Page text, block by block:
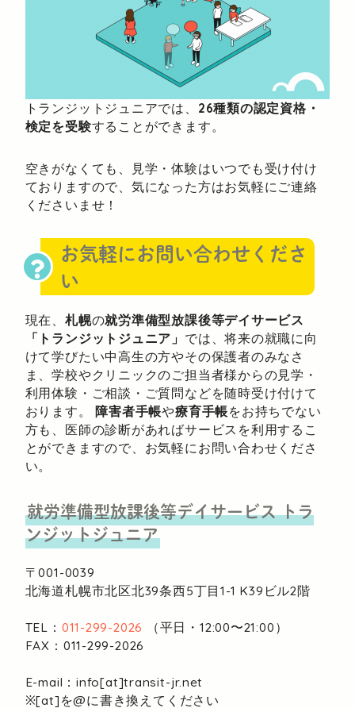
トランジットジュニアでは、 26種類の認定資格・
検定を受験することができます。
空きがなくても、見学・体験はいつでも受け付け
ておりますので、気になった方はお気軽にご連絡
くださいませ！
お気軽にお問い合わせくださ
い
現在、 札幌の就労準備型放課後等デイサービス
「トランジットジュニア」 では、将来の就職に向
けて学びたい中高生の方やその保護者のみなさ
ま、学校やクリニックのご担当者様からの見学・
利用体験・ご相談・ご質問などを随時受け付けて
おります。 障害者手帳や療育手帳をお持ちでない
方も、医師の診断があればサービスを利用するこ
とができますので、お気軽にお問い合わせくださ
い。
就労準備型放課後等デイサービストラ
ンジットジュニア
〒001-0039
北海道札幌市北区北39条西5丁目1-1 K39ビル2階
TEL： 011-299-2026
（平日・12:00〜21:00）
FAX：011-299-2026
E-mail：info[at]transit-jr.net
※[at]を@に書き換えてください